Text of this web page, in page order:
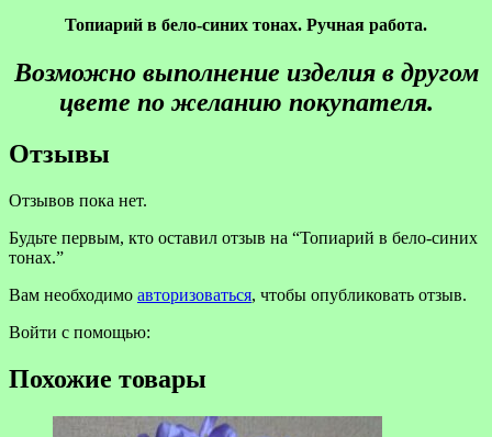
Топиарий в бело-синих тонах. Ручная работа.
Возможно выполнение изделия в другом
цвете по желанию покупателя.
Отзывы
Отзывов пока нет.
Будьте первым, кто оставил отзыв на “Топиарий в бело-синих
тонах.”
Вам необходимо авторизоваться, чтобы опубликовать отзыв.
Войти с помощью:
Похожие товары